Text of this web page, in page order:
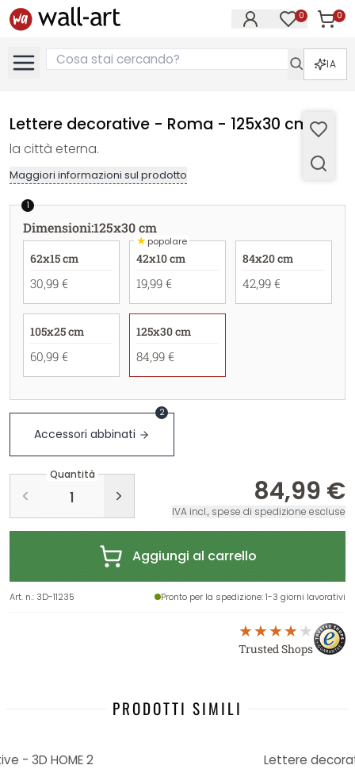
0 0
IA
Lettere decorative - Roma - 125x30 cm
la città eterna.
Maggiori informazioni sul prodotto
1
Dimensioni:125x30 cm
62x15 cm
30,99 €
★popolare
42x10 cm
19,99 €
84x20 cm
42,99 €
105x25 cm
60,99 €
125x30 cm
84,99 €
Accessori abbinati
2
Quantità
84,99 €
IVA incl., spese di spedizione escluse
Aggiungi al carrello
Art. n.: 3D-11235 Pronto per la spedizione: 1-3 giorni lavorativi
Trusted Shops
PRODOTTI SIMILI
- 3D HOME 2
Lettere